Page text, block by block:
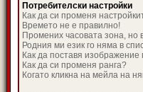
Потребителски настройки
Как да си променя
Времето не е правилно!
Промених часовата зона,
Родния ми език го няма в
Как да поставя
Как да си променя ранга?
Когато кликна на мейла на